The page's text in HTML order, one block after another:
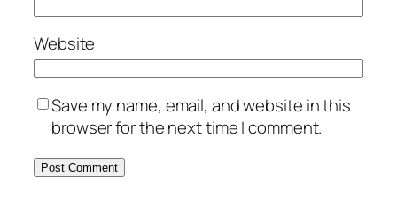
Website
Save my name, email, and website in this
browser for the next time I comment.